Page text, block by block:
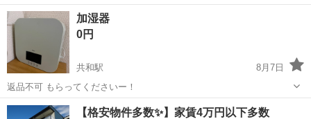
入しました。 ほとんど使用していなかったため、比較的綺麗な状態で
す。 よろしくお願いします。
愛知 豊川市 国府駅
加湿器
0円
共和駅
8月7日
返品不可 もらってくださいー！
愛知 大府市 共和駅 季節、空調家電
【格安物件多数✨】家賃4万円以下多数